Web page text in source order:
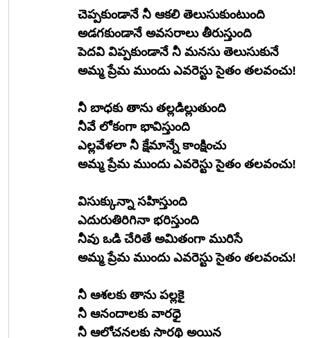
చెప్పకుండానే నీ ఆకలి తెలుసుకుంటుంది
అడగకుండానే అవసరాలు తీరుస్తుంది
పెదవి విప్పకుండానే నీ మనసు తెలుసుకునే
అమ్మ ప్రేమ ముందు ఎవరెస్టు సైతం తలవంచు!
నీ బాధకు తాను తల్లడిల్లుతుంది
నీవే లోకంగా భావిస్తుంది
ఎల్లవేళలా నీ క్షేమాన్నే కాంక్షించు
అమ్మ ప్రేమ ముందు ఎవరెస్టు సైతం తలవంచు!
విసుక్కున్నా సహిస్తుంది
ఎదురుతిరిగినా భరిస్తుంది
నీవు ఒడి చేరితే అమితంగా మురిసే
అమ్మ ప్రేమ ముందు ఎవరెస్టు సైతం తలవంచు!
నీ ఆశలకు తాను పల్లకై
నీ ఆనందాలకు వారధై
నీ ఆలోచనలకు సారథి అయిన